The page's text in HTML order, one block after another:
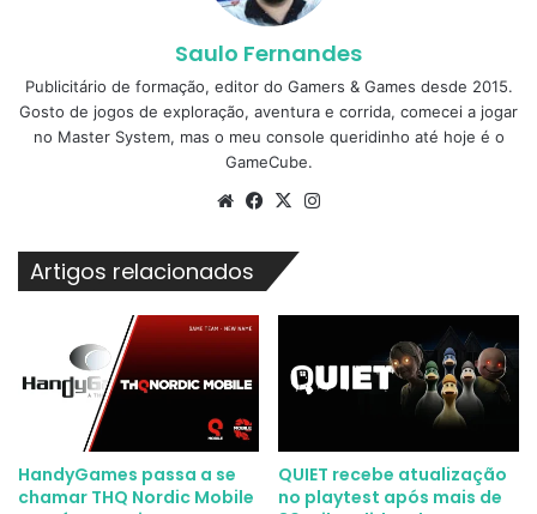
Saulo Fernandes
Publicitário de formação, editor do Gamers & Games desde 2015.
Gosto de jogos de exploração, aventura e corrida, comecei a jogar
no Master System, mas o meu console queridinho até hoje é o
GameCube.
WebsiteFacebook
X
Artigos relacionados
HandyGames passa a se
chamar THQ Nordic Mobile
QUIET recebe atualização
no playtest após mais de